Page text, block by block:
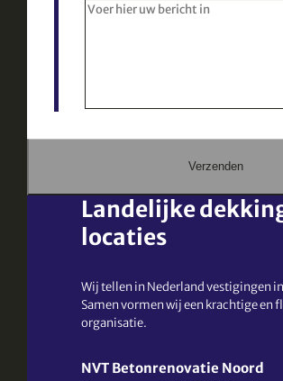
Dit veld is verplicht
Verzenden
Landelijke
locaties
Wij tellen in Nederland vestigingen
Samen vormen wij een krachtige en
organisatie.
NVT Betonrenovatie Noord